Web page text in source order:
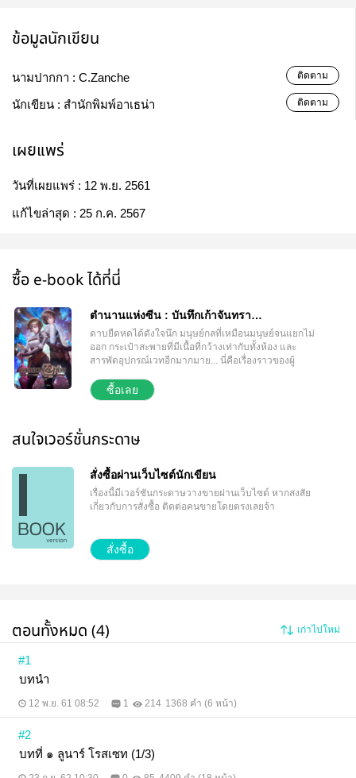
ข้อมูลนักเขียน
นามปากกา : C.Zanche ติดตาม
นักเขียน : สำนักพิมพ์อาเธน่า ติดตาม
เผยแพร่
วันที่เผยแพร่ : 12 พ.ย. 2561
แก้ไขล่าสุด : 25 ก.ค. 2567
ซื้อ e-book ได้ที่นี่
ตำนานแห่งซีน : บันทึกเก้าจันทรา
CHRONICLE OF ZIENE NINE MOONS
ดาบยืดหดได้ดังใจนึก มนุษย์กลที่เหมือนมนุษย์จนแยกไม่
ออก กระเป๋าสะพายที่มีเนื้อที่กว้างเท่ากับทั้งห้อง และ
สารพัดอุปกรณ์เวทอีกมากมาย... นี่คือเรื่องราวของผู้
คืบคลานเข้ามาใกล้ ทั้งโลกต้องสั่นคลอนเพราะไม่เหลือ
ทางหนีรอด ความหวังสุดท้ายคือ สาวน้อยอัจฉริยะนัก
ซื้อเลย
สนใจเวอร์ชั่นกระดาษ
สั่งซื้อผ่านเว็บไซต์นักเขียน
เรื่องนี้มีเวอร์ชันกระดาษวางขายผ่านเว็บไซต์ หากสงสัย
เกี่ยวกับการสั่งซื้อ ติดต่อคนขายโดยตรงเลยจ้า
สั่งซื้อ
ตอนทั้งหมด (4) เก่าไปใหม่
#1
บทนำ
12 พ.ย. 61 08:52 1 214 1368 คำ (6 หน้า)
#2
บทที่ ๑ ลูนาร์ โรสเซท (1/3)